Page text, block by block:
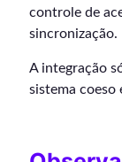
controle de
sincronização.
A integração
sistema coeso